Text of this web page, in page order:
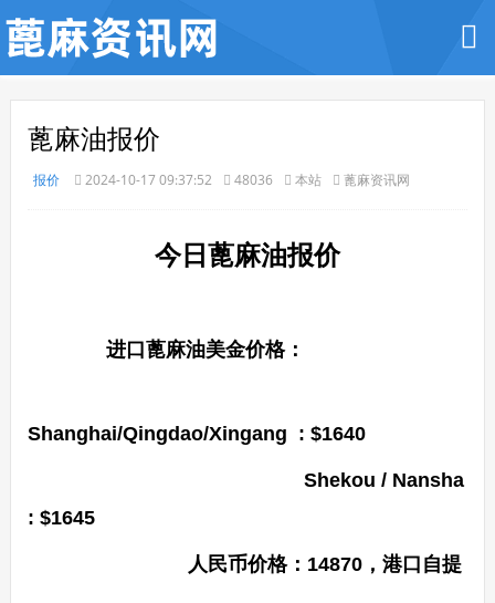
蓖麻油报价
报价 2024-10-17 09:37:52 48036 本站 蓖麻资讯网
今日蓖麻油报价
进口蓖麻油美金价格：
Shanghai/Qingdao/Xingang : $1640
Shekou / Nansha
: $1645
人民币价格：14870，港口自提